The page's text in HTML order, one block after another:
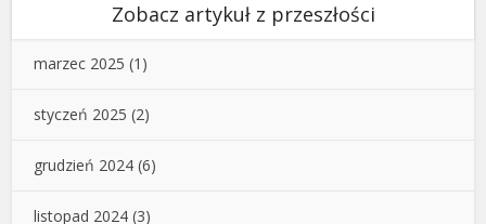
Zobacz artykuł z przeszłości
marzec 2025 (1)
styczeń 2025 (2)
grudzień 2024 (6)
listopad 2024 (3)